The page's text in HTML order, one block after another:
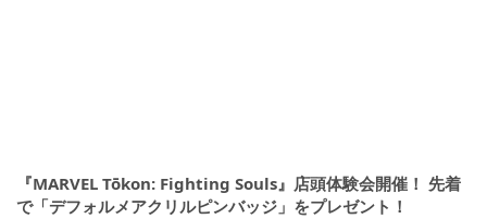
『MARVEL Tōkon: Fighting Souls』店頭体験会開催！ 先着
で「デフォルメアクリルピンバッジ」をプレゼント！